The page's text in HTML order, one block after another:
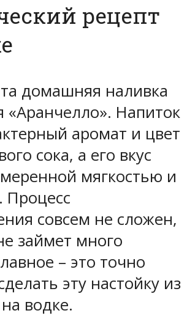
рецепт
домашняя наливка
«Аранчелло». Напиток
аромат и цвет
сока, а его вкус
мягкостью и
Процесс
совсем не сложен,
займет много
– это точно
эту настойку из
водке.